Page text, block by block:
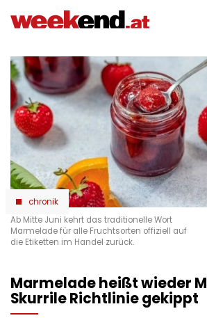
zum
chronik
Ab Mitte Juni kehrt das traditionelle Wort
Marmelade für alle Fruchtsorten offiziell auf
die Etiketten im Handel zurück.
Marmelade heißt wieder
Skurrile Richtlinie gekippt